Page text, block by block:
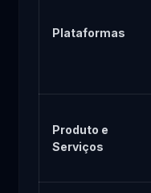
Plataformas
Produto e
Serviços